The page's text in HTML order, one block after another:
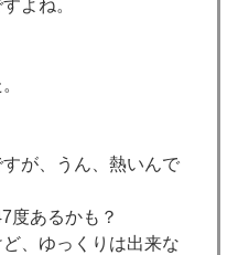
よね。
が、うん、熱いんで
度あるかも？
、ゆっくりは出来な